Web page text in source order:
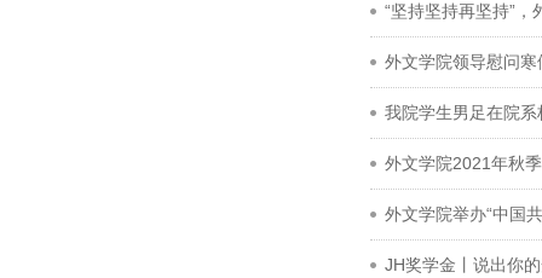
“坚持坚持再坚持”
外文学院领导慰问寒
我院学生男足在院
外文学院2021年秋
外文学院举办“中国
JH奖学金丨说出你